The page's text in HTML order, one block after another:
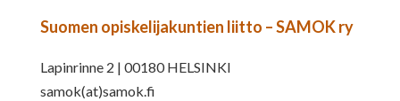
Suomen opiskelijakuntien liitto – SAMOK ry
Lapinrinne 2 | 00180 HELSINKI
samok(at)samok.fi